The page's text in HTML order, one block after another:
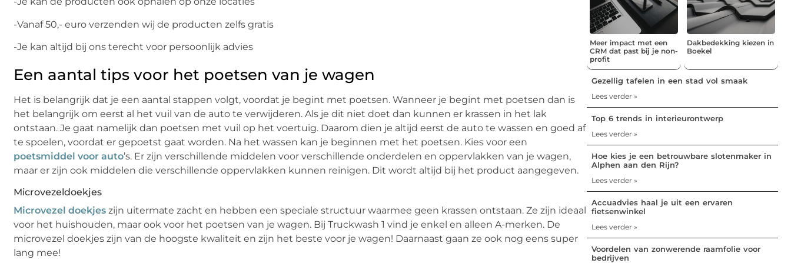
-Vanaf 50,- euro verzenden wij de producten zelfs gratis
-Je kan altijd bij ons terecht voor persoonlijk advies
Een aantal tips voor het poetsen van je wagen
Het is belangrijk dat je een aantal stappen volgt, voordat je begint met poetsen. Wanneer je begint met poetsen dan is
het belangrijk om eerst al het vuil van de auto te verwijderen. Als je dit niet doet dan kunnen er krassen in het lak
ontstaan. Je gaat namelijk dan poetsen met vuil op het voertuig. Daarom dien je altijd eerst de auto te wassen en goed af
te spoelen, voordat er gepoetst gaat worden. Na het wassen kan je beginnen met het poetsen. Kies voor een
poetsmiddel voor auto’s. Er zijn verschillende middelen voor verschillende onderdelen en oppervlakken van je wagen,
maar er zijn ook middelen die verschillende oppervlakken kunnen reinigen. Dit wordt altijd bij het product aangegeven.
Microvezeldoekjes
Microvezel doekjes zijn uitermate zacht en hebben een speciale structuur waarmee geen krassen ontstaan. Ze zijn ideaal
voor het huishouden, maar ook voor het poetsen van je wagen. Bij Truckwash 1 vind je enkel en alleen A-merken. De
microvezel doekjes zijn van de hoogste kwaliteit en zijn het beste voor je wagen! Daarnaast gaan ze ook nog eens super
lang mee!
Meer impact met een
CRM dat past bij je non-
profit
Dakbedekking kiezen in
Boekel
Gezellig tafelen in een stad vol smaak
Lees verder »
Top 6 trends in interieurontwerp
Lees verder »
Hoe kies je een betrouwbare slotenmaker in
Alphen aan den Rijn?
Lees verder »
Accuadvies haal je uit een ervaren
fietsenwinkel
Lees verder »
Voordelen van zonwerende raamfolie voor
bedrijven